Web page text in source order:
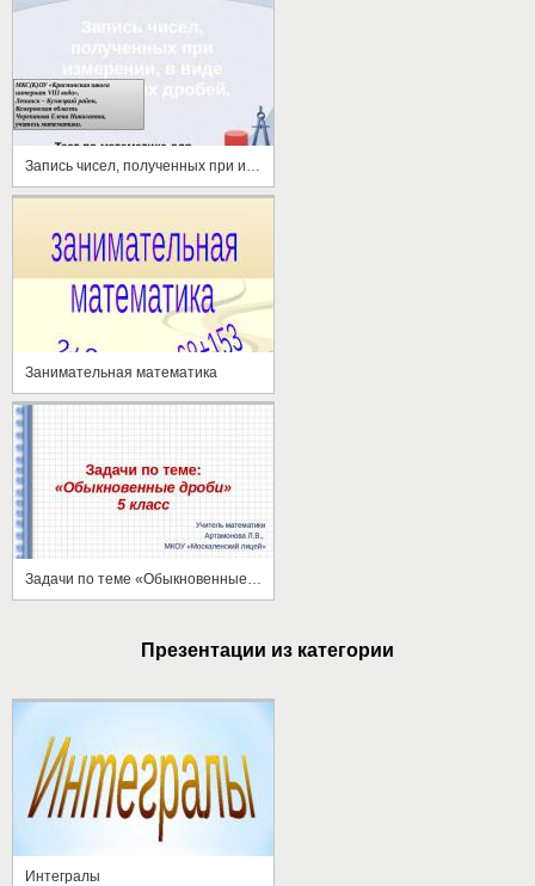
Занимательная математика
Презентации из категории
Интегралы